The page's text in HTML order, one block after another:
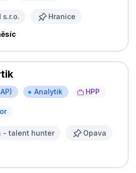
s.r.o. Hranice
Analytik HPP
- talent hunter Opava